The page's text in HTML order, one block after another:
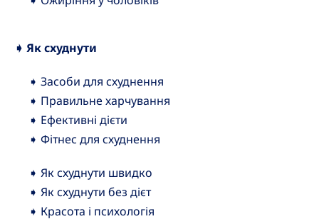
➧ Як схуднути
➧ Засоби для схуднення
➧ Правильне харчування
➧ Ефективні дієти
➧ Фітнес для схуднення
➧ Як схуднути швидко
➧ Як схуднути без дієт
➧ Красота і психологія